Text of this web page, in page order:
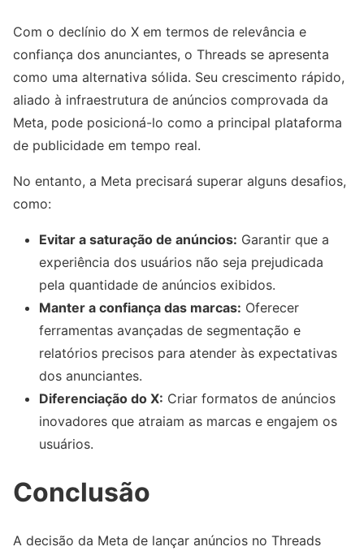
Com o declínio do X em termos de relevância e
confiança dos anunciantes, o Threads se apresenta
como uma alternativa sólida. Seu crescimento rápido,
aliado à infraestrutura de anúncios comprovada da
Meta, pode posicioná-lo como a principal plataforma
de publicidade em tempo real.
No entanto, a Meta precisará superar alguns desafios,
como:
Evitar a saturação de anúncios: Garantir que a
experiência dos usuários não seja prejudicada
pela quantidade de anúncios exibidos.
Manter a confiança das marcas: Oferecer
ferramentas avançadas de segmentação e
relatórios precisos para atender às expectativas
dos anunciantes.
Diferenciação do X: Criar formatos de anúncios
inovadores que atraiam as marcas e engajem os
usuários.
Conclusão
A decisão da Meta de lançar anúncios no Threads